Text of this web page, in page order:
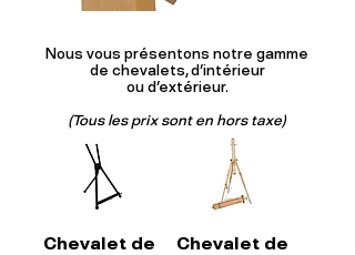
Chevalet de
Chevalet de
Nous vous présentons notre gamme
de chevalets, d'intérieur
ou d'extérieur.
(Tous les prix sont en hors taxe)